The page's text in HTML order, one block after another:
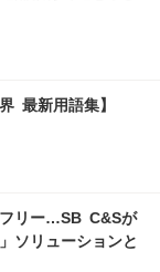
最新用語集】
フリー…SB C&Sが
ソリューションと